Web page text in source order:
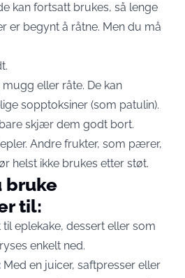
kan fortsatt brukes, så lenge
er begynt å råtne. Men du må
eller råte. De kan
sopptoksiner (som patulin).
skjær dem godt bort.
Andre frukter, som pærer,
helst ikke brukes etter støt.
bruke
til:
til eplekake, dessert eller som
enkelt ned.
Med en juicer, saftpresser eller